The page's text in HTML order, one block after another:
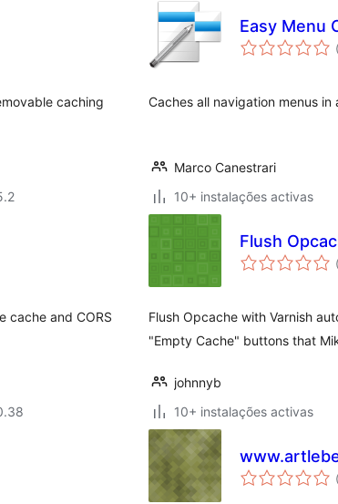
caching
Easy Menu
Caches all navigation menus in
Marco Canestrari
10+ instalações activas
cache and CORS
Flush
Flush Opcache with Varnish
"Empty Cache" buttons that
johnnyb
10+ instalações activas